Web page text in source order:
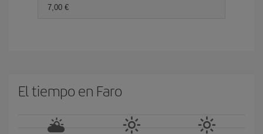
7,00 €
El tiempo en Faro